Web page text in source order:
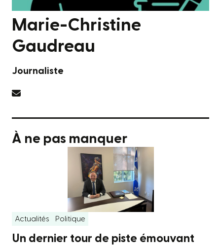
Marie-Christine
Gaudreau
Journaliste
À ne pas manquer
Actualités Politique
Un dernier tour de piste émouvant